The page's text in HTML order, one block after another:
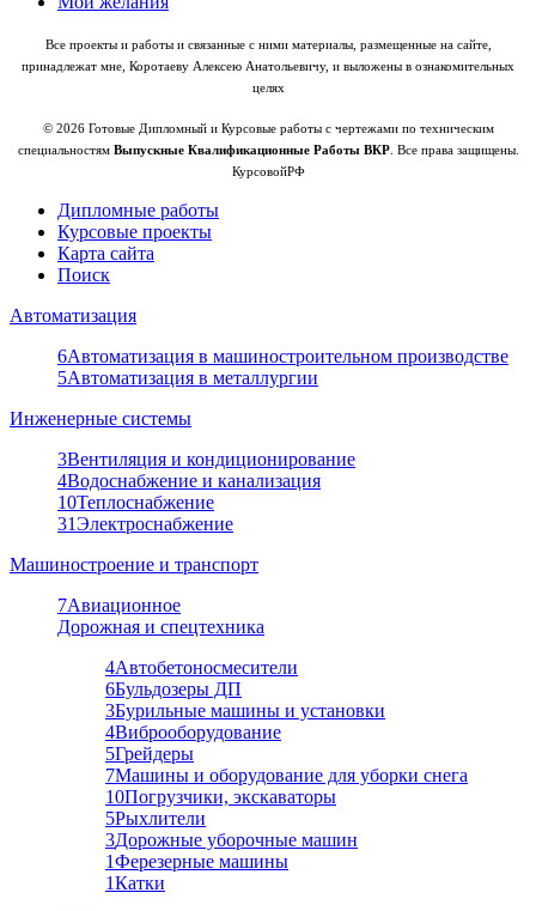
Все проекты и работы и связанные с ними материалы, размещенные на сайте,
принадлежат мне, Коротаеву Алексею Анатольевичу, и выложены в ознакомительных
целях
© 2026 Готовые Дипломный и Курсовые работы с чертежами по техническим
специальностям Выпускные Квалификационные Работы ВКР. Все права защищены.
КурсовойРФ
Дипломные работы
Курсовые проекты
Карта сайта
Поиск
Автоматизация
6Автоматизация в машиностроительном производстве
5Автоматизация в металлургии
Инженерные системы
3Вентиляция и кондиционирование
4Водоснабжение и канализация
10Теплоснабжение
31Электроснабжение
Машиностроение и транспорт
7Авиационное
Дорожная и спецтехника
4Автобетоносмесители
6Бульдозеры ДП
3Бурильные машины и установки
4Виброоборудование
5Грейдеры
7Машины и оборудование для уборки снега
10Погрузчики, экскаваторы
5Рыхлители
3Дорожные уборочные машин
1Ферезерные машины
1Катки